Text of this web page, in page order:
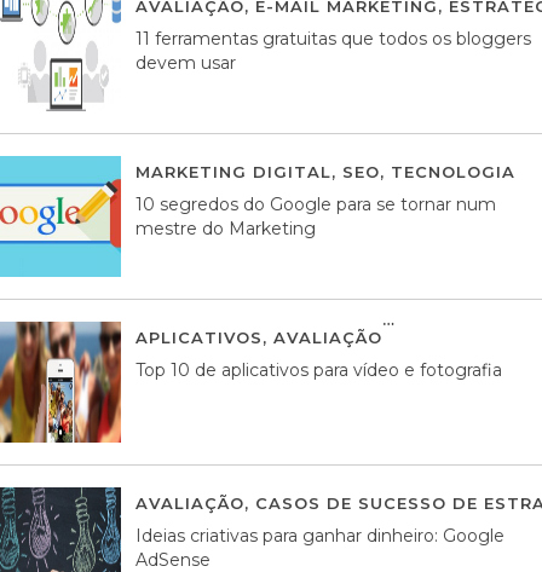
AVALIAÇÃO, E-MAIL MARKETING,
11 ferramentas gratuitas que todos os bloggers
devem usar
MARKETING DIGITAL, SEO, TECNOLOGIA
10 segredos do Google para se tornar num
mestre do Marketing
APLICATIVOS, AVALIAÇÃO
Top 10 de aplicativos para vídeo e fotografia
AVALIAÇÃO, CASOS DE SUCESSO DE
Ideias criativas para ganhar dinheiro: Google
AdSense